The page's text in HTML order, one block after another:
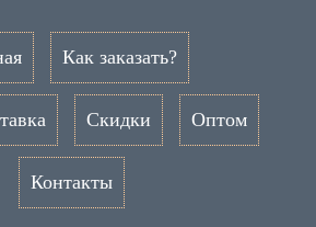
Как заказать?
Скидки Оптом
Контакты